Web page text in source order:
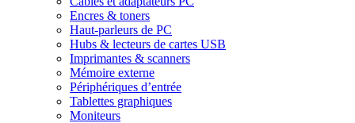
Encres & toners
Haut-parleurs de PC
Hubs & lecteurs de cartes USB
Imprimantes & scanners
Mémoire externe
Périphériques d’entrée
Tablettes graphiques
Moniteurs